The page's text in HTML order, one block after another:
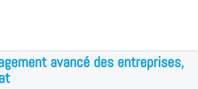
avancé des entreprises,